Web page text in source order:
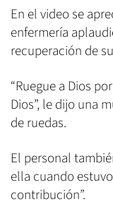
En el video se
enfermería
recuperación de
“Ruegue a Dios
Dios”, le dijo una
de ruedas.
El personal
ella cuando
contribución”.